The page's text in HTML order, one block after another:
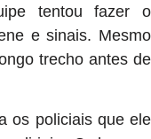
tentou fazer o
e sinais. Mesmo
trecho antes de
os policiais que ele